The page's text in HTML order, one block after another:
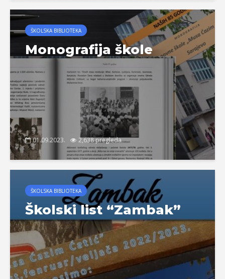
ŠKOLSKA BIBLIOTEKA
Monografija škole
01.09.2023. 2,638 pregleda
ŠKOLSKA BIBLIOTEKA
Školski list “Zambak”